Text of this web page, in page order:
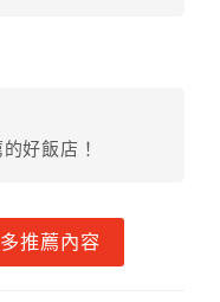
訂單費用總計時，
店
列標準申辦：
除總計0%為手續費
除總計25%為手續費
好飯店！
推薦內容